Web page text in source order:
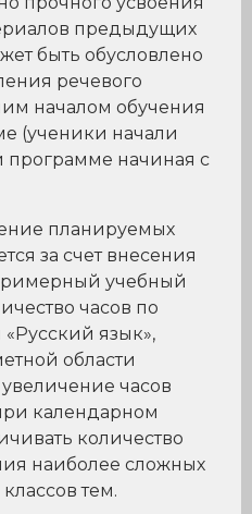
предыдущих
быть обусловлено
речевого
началом обучения
(ученики начали
программе начиная с
планируемых
за счет внесения
учебный
часов по
язык»,
области
часов
календарном
количество
наиболее сложных
тем.